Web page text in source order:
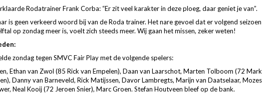
Rodatrainer Frank Corba: “Er zit veel karakter in deze ploeg, daar geniet je van”.
is geen verkeerd woord bij van de Roda trainer. Het nare gevoel dat er volgend seizoen
op zondag meer is, voelt zich steeds meer. Wij gaan het missen, zeker weten!
zondag tegen SMVC Fair Play met de volgende spelers:
Ethan van Zwol (85 Rick van Empelen), Daan van Laarschot, Marten Tolboom (72 Mark
Danny van Barneveld, Rick Matijssen, Davor Lambregts, Marijn van Daatselaar, Mozes
Neal Kooij (72 Jeroen Snier), Marc Groen. Stefan Houtveen bleef op de bank.